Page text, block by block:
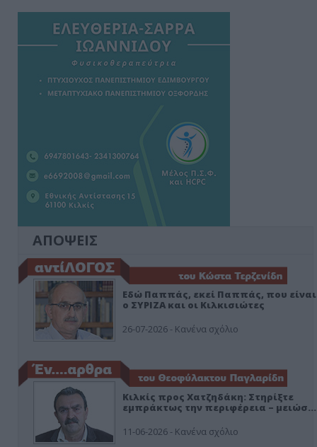
ΑΠΟΨΕΙΣ
Εδώ Παππάς, εκεί Παππάς, που είναι
ο ΣΥΡΙΖΑ και οι Κιλκισιώτες
26-07-2026 - Κανένα σχόλιο
Κιλκίς προς Χατζηδάκη: Στηρίξτε
εμπράκτως την περιφέρεια – μειώσ…
11-06-2026 - Κανένα σχόλιο